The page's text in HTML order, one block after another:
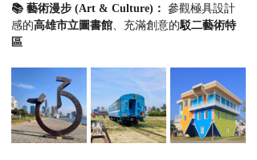
📚 藝術漫步 (Art & Culture)： 參觀極具設計
感的高雄市立圖書館、充滿創意的駁二藝術特
區